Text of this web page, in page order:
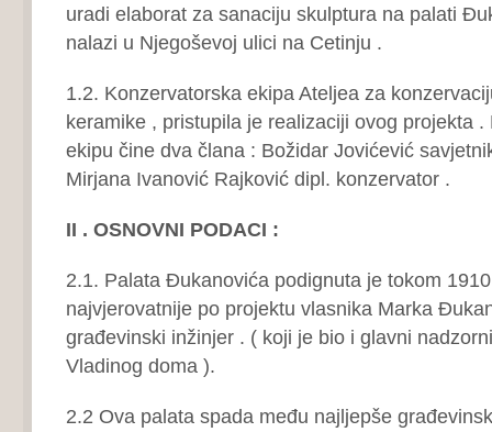
uradi elaborat za sanaciju skulptura na palati
nalazi u Njegoševoj ulici na Cetinju .
1.2. Konzervatorska ekipa Ateljea za
keramike , pristupila je realizaciji ovog projekta .
ekipu čine dva člana : Božidar Jovićević
Mirjana Ivanović Rajković dipl. konzervator .
II . OSNOVNI PODACI :
2.1. Palata Đukanovića podignuta je tokom
najvjerovatnije po projektu vlasnika Marka
građevinski inžinjer . ( koji je bio i glavni
Vladinog doma ).
2.2 Ova palata spada među najljepše